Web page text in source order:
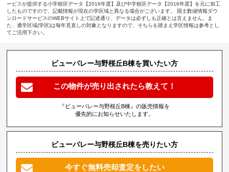
ービスが提供する小学校区データ【2016年度】及び中学校区データ【2016年度】を元に加工
したものですので、記載情報が現在の学区域と異なる場合がございます。 国土数値情報ダウ
ンロードサービスのWEBサイト上で記述通り、データは必ずしも正確とは言えません。ま
た、通学区域(学区)は毎年見直しの対象となりますので、そちらを踏まえ学区情報は参考とし
てご活用下さい。
ビューパレー与野桜丘B棟を買いたい方
この物件が売り出されたら教えて！
『ビューパレー与野桜丘B棟』の販売情報を
優先的にお知らせいたします。
ビューパレー与野桜丘B棟を売りたい方
今すぐ無料売却査定をしたい